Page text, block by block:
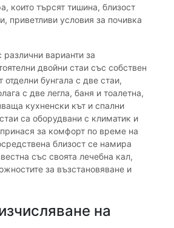
които търсят тишина, близост
приветливи условия за почивка
различни варианти за
двойни стаи със собствен
отделни бунгала с две стаи,
с две легла, баня и тоалетна,
кухненски кът и спални
са оборудвани с климатик и
за комфорт по време на
близост се намира
със своята лечебна кал,
за възстановяване и
на